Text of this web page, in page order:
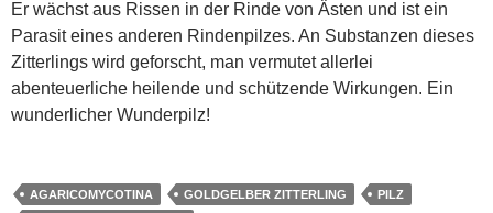
Er wächst aus Rissen in der Rinde von Ästen und ist ein
Parasit eines anderen Rindenpilzes. An Substanzen dieses
Zitterlings wird geforscht, man vermutet allerlei
abenteuerliche heilende und schützende Wirkungen. Ein
wunderlicher Wunderpilz!
AGARICOMYCOTINA GOLDGELBER ZITTERLING
PILZ